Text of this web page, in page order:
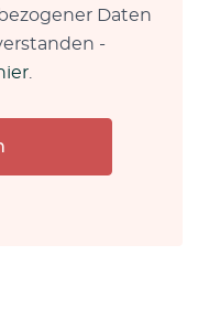
Daten
-